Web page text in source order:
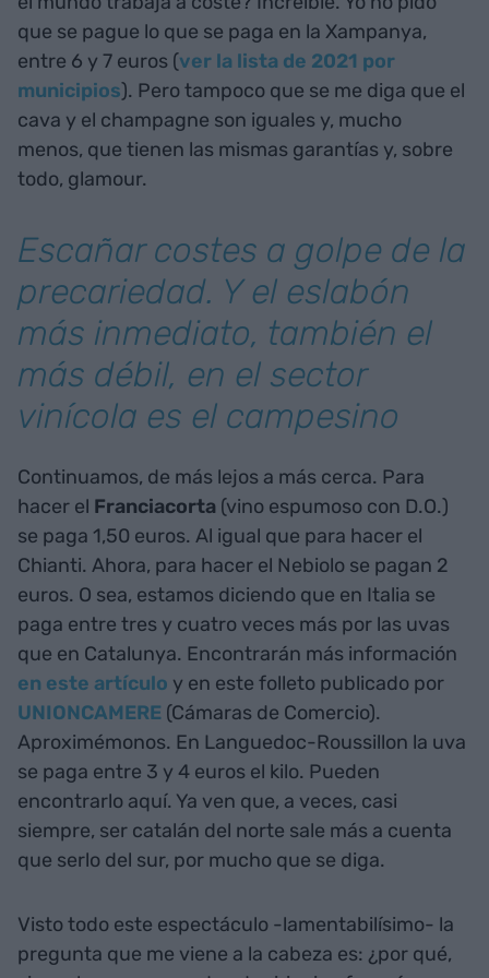
que se pague lo que se paga en la Xampanya,
entre 6 y 7 euros (ver la lista de 2021 por
municipios). Pero tampoco que se me diga que el
cava y el champagne son iguales y, mucho
menos, que tienen las mismas garantías y, sobre
todo, glamour.
Escañar costes a golpe de la
precariedad. Y el eslabón
más inmediato, también el
más débil, en el sector
vinícola es el campesino
Continuamos, de más lejos a más cerca. Para
hacer el Franciacorta (vino espumoso con D.O.)
se paga 1,50 euros. Al igual que para hacer el
Chianti. Ahora, para hacer el Nebiolo se pagan 2
euros. O sea, estamos diciendo que en Italia se
paga entre tres y cuatro veces más por las uvas
que en Catalunya. Encontrarán más información
en este artículo y en este folleto publicado por
UNIONCAMERE (Cámaras de Comercio).
Aproximémonos. En Languedoc-Roussillon la uva
se paga entre 3 y 4 euros el kilo. Pueden
encontrarlo aquí. Ya ven que, a veces, casi
siempre, ser catalán del norte sale más a cuenta
que serlo del sur, por mucho que se diga.
Visto todo este espectáculo -lamentabilísimo- la
pregunta que me viene a la cabeza es: ¿por qué,